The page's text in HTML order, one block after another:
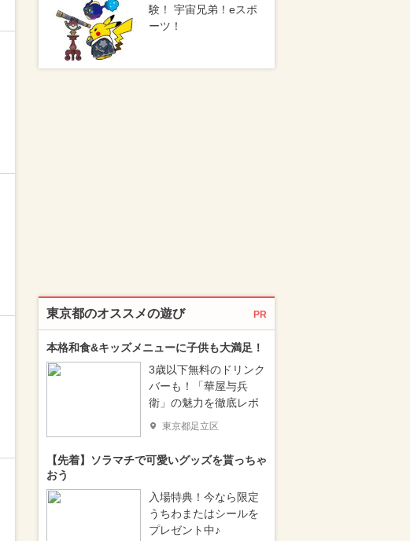
験！ 宇宙兄弟！eスポ
ーツ！
東京都のオススメの遊び PR
本格和食&キッズメニューに子供も大満足！
3歳以下無料のドリンク
バーも！「華屋与兵
衛」の魅力を徹底レポ
東京都足立区
【先着】ソラマチで可愛いグッズを貰っちゃ
おう
入場特典！今なら限定
うちわまたはシールを
プレゼント中♪